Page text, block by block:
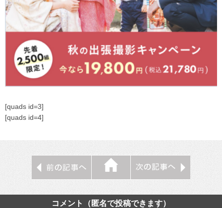
[quads id=3]
[quads id=4]
コメント（匿名で投稿できます）